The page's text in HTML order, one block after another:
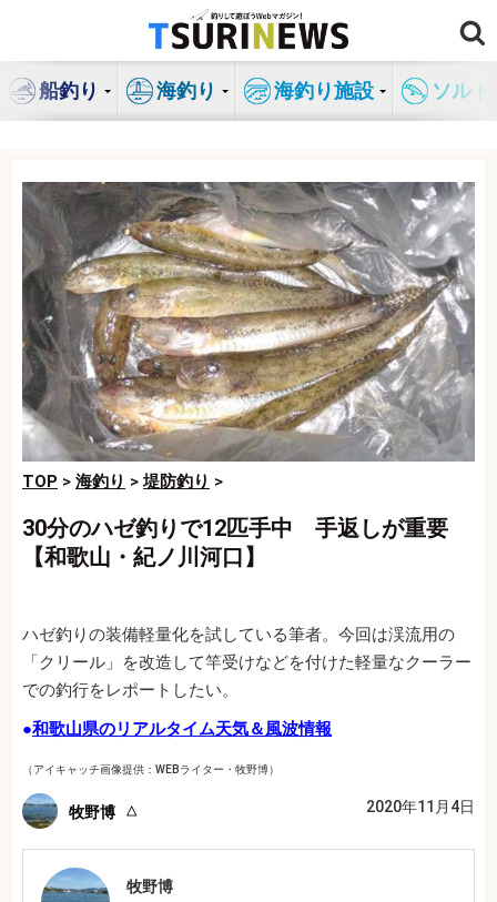
ン
船釣り 海釣り 海釣り施設 ソル
TOP > 海釣り >堤防釣り >
30分のハゼ釣りで12匹手中 手返しが重要
【和歌山・紀ノ川河口】
ハゼ釣りの装備軽量化を試している筆者。今回は渓流用の
「クリール」を改造して竿受けなどを付けた軽量なクーラー
での釣行をレポートしたい。
●和歌山県のリアルタイム天気＆風波情報
（アイキャッチ画像提供：WEBライター・牧野博）
牧野博 2020年11月4日
牧野博